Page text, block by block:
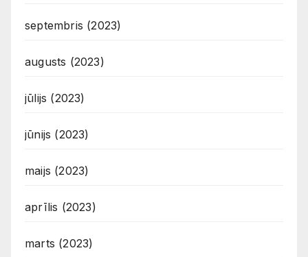
septembris (2023)
augusts (2023)
jūlijs (2023)
jūnijs (2023)
maijs (2023)
aprīlis (2023)
marts (2023)